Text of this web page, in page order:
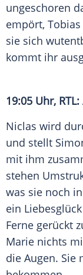
ungeschoren
empört,
sie sich
kommt ihr
19:05 Uhr, RTL:
Niclas wird
und stellt
mit ihm
stehen
was sie noch
ein
Ferne gerückt
Marie nichts
die Augen. Sie